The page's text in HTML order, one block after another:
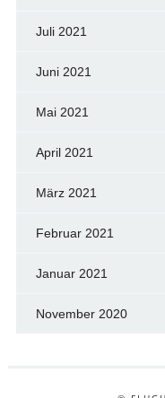
Juli 2021
Juni 2021
Mai 2021
April 2021
März 2021
Februar 2021
Januar 2021
November 2020